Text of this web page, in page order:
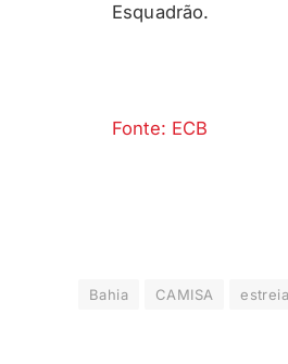
Esquadrão.
Fonte: ECB
Bahia CAMISA estreia